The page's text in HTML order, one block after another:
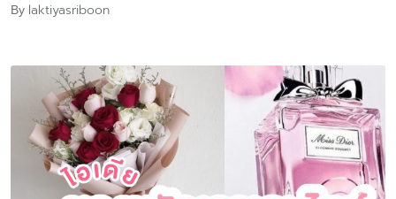
Posted
By laktiyasriboon